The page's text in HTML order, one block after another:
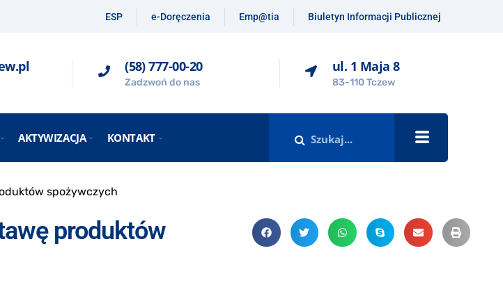
ESP e-Doręczenia Emp@tia Biuletyn Informacji Publicznej
(58) 777-00-20
Zadzwoń do nas
ul. 1 Maja 8
83-110 Tczew
AKTYWIZACJA KONTAKT
spożywczych
produktów